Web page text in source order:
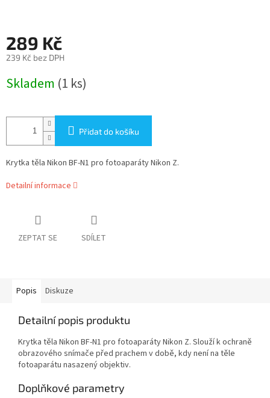
289 Kč
239 Kč bez DPH
cena:
Skladem (1 ks)
Přidat do košíku
Krytka těla Nikon BF-N1 pro fotoaparáty Nikon Z.
Detailní informace
ZEPTAT SE SDÍLET
Popis Diskuze
Detailní popis produktu
Krytka těla Nikon BF-N1 pro fotoaparáty Nikon Z. Slouží k ochraně
obrazového snímače před prachem v době, kdy není na těle
fotoaparátu nasazený objektiv.
Doplňkové parametry